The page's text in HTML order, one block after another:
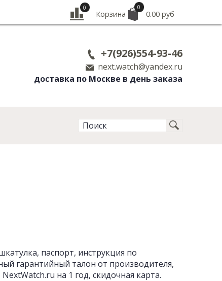
0
Корзина
0
0.00 руб
+7(926)554-93-46
next.watch@yandex.ru
доставка по Москве в день заказа
паспорт, инструкция по
гарантийный талон от производителя,
на 1 год, скидочная карта.